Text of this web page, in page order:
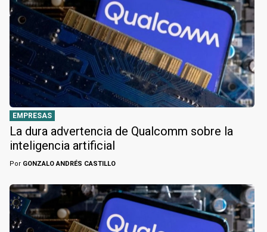
EMPRESAS
La dura advertencia de Qualcomm sobre la
inteligencia artificial
Por GONZALO ANDRÉS CASTILLO